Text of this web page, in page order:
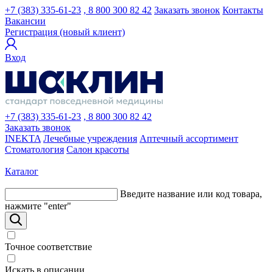
+7 (383) 335-61-23 , 8 800 300 82 42 Заказать звонок Контакты
Вакансии
Регистрация (новый клиент)
Вход
+7 (383) 335-61-23 , 8 800 300 82 42
Заказать звонок
INEKTA Лечебные учреждения Аптечный ассортимент
Стоматология Салон красоты
Каталог
Введите название или код товара,
нажмите "enter"
Точное соответствие
Искать в описании